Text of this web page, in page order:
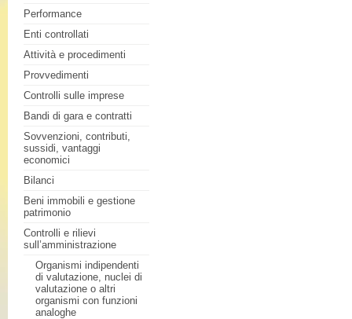
Performance
Enti controllati
Attività e procedimenti
Provvedimenti
Controlli sulle imprese
Bandi di gara e contratti
Sovvenzioni, contributi,
sussidi, vantaggi
economici
Bilanci
Beni immobili e gestione
patrimonio
Controlli e rilievi
sull’amministrazione
Organismi indipendenti
di valutazione, nuclei di
valutazione o altri
organismi con funzioni
analoghe